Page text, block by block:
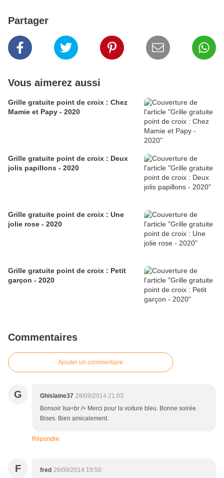
Partager
Vous aimerez aussi
Grille gratuite point de croix : Chez
Mamie et Papy - 2020
Grille gratuite point de croix : Deux
jolis papillons - 2020
Grille gratuite point de croix : Une
jolie rose - 2020
Grille gratuite point de croix : Petit
garçon - 2020
Commentaires
Ajouter un commentaire
G Ghislaine37 28/09/2014 21:03
Bonsoir Isa<br /> Merci pour la voiture bleu. Bonne soirée.
Bises. Bien amicalement.
Répondre
F fred 28/09/2014 19:50